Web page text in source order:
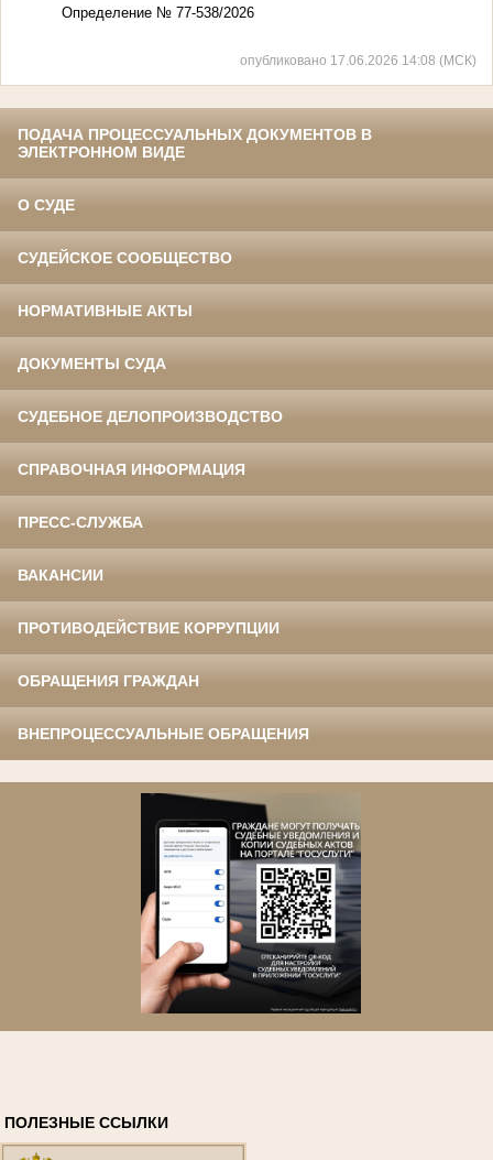
Определение № 77-538/2026
опубликовано 17.06.2026 14:08 (МСК)
ПОДАЧА ПРОЦЕССУАЛЬНЫХ ДОКУМЕНТОВ В
ЭЛЕКТРОННОМ ВИДЕ
О СУДЕ
СУДЕЙСКОЕ СООБЩЕСТВО
НОРМАТИВНЫЕ АКТЫ
ДОКУМЕНТЫ СУДА
СУДЕБНОЕ ДЕЛОПРОИЗВОДСТВО
СПРАВОЧНАЯ ИНФОРМАЦИЯ
ПРЕСС-СЛУЖБА
ВАКАНСИИ
ПРОТИВОДЕЙСТВИЕ КОРРУПЦИИ
ОБРАЩЕНИЯ ГРАЖДАН
ВНЕПРОЦЕССУАЛЬНЫЕ ОБРАЩЕНИЯ
ПОЛЕЗНЫЕ ССЫЛКИ